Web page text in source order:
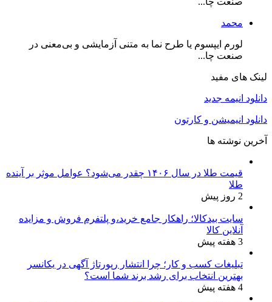
محمد
لورم ایپسوم یا طرح‌ نما به متنی آزمایشی و بی‌معنی در
صنعت چا...
لینک های مفید
دانلود انیمه جدید
دانلود انیمیشن و کارتون
آخرین نوشته ها
قیمت طلا در سال ۱۴۰۶ چقدر می‌شود؟ عوامل موثر بر آینده
طلا
2 روز پیش
سایت بیدکالا؛ راهکار جامع خرید،و پلتفرم فروش و مزایده
آنلاین کالا
3 هفته پیش
تبلیغات کسب و کار؛ چرا انتشار رپورتاژ آگهی در یکانسر
بهترین انتخاب برای رشد برند شما است؟
4 هفته پیش